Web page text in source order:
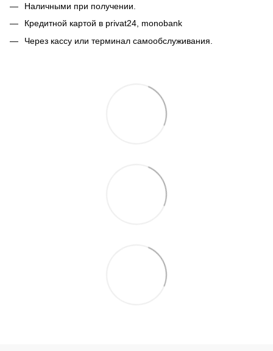
Наличными при получении.
Кредитной картой в privat24, monobank
Через кассу или терминал самообслуживания.